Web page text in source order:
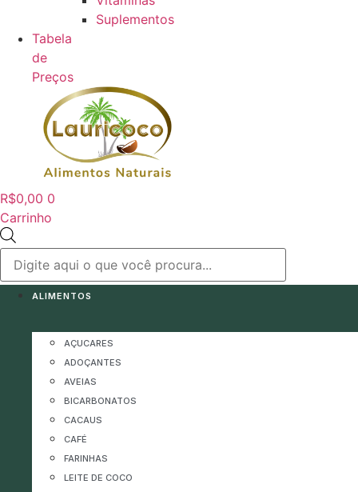
Suplementos
Tabela
de
Preços
R$0,00 0
Carrinho
produtos
ALIMENTOS
AÇUCARES
ADOÇANTES
AVEIAS
BICARBONATOS
CACAUS
CAFÉ
FARINHAS
LEITE DE COCO